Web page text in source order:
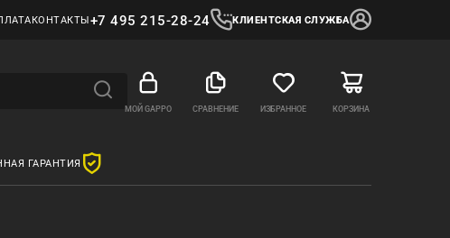
КОНТАКТЫ+7 495 215-28-24 КЛИЕНТСКАЯ СЛУЖБА
МОЙ GAPPO СРАВНЕНИЕ ИЗБРАННОЕ КОРЗИНА
ГАРАНТИЯ